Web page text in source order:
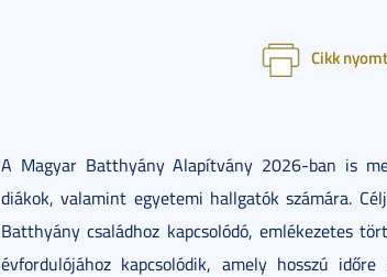
Cikk
A Magyar Batthyány Alapítvány 2026-ban is
diákok, valamint egyetemi hallgatók számára.
Batthyány családhoz kapcsolódó, emlékezetes
évfordulójához kapcsolódik, amely hosszú